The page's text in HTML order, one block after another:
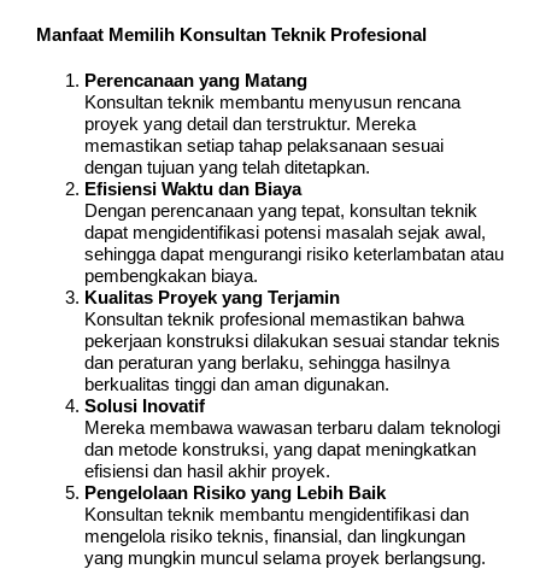
Manfaat Memilih Konsultan Teknik Profesional
Perencanaan yang Matang
Konsultan teknik membantu menyusun rencana
proyek yang detail dan terstruktur. Mereka
memastikan setiap tahap pelaksanaan sesuai
dengan tujuan yang telah ditetapkan.
Efisiensi Waktu dan Biaya
Dengan perencanaan yang tepat, konsultan teknik
dapat mengidentifikasi potensi masalah sejak awal,
sehingga dapat mengurangi risiko keterlambatan atau
pembengkakan biaya.
Kualitas Proyek yang Terjamin
Konsultan teknik profesional memastikan bahwa
pekerjaan konstruksi dilakukan sesuai standar teknis
dan peraturan yang berlaku, sehingga hasilnya
berkualitas tinggi dan aman digunakan.
Solusi Inovatif
Mereka membawa wawasan terbaru dalam teknologi
dan metode konstruksi, yang dapat meningkatkan
efisiensi dan hasil akhir proyek.
Pengelolaan Risiko yang Lebih Baik
Konsultan teknik membantu mengidentifikasi dan
mengelola risiko teknis, finansial, dan lingkungan
yang mungkin muncul selama proyek berlangsung.